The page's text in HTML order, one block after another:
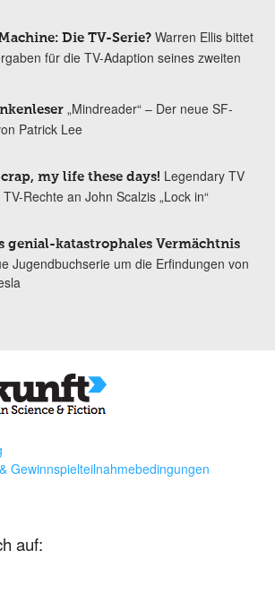
Die TV-Serie? Warren Ellis bittet
für die TV-Adaption seines zweiten
„Mindreader“ – Der neue SF-
Patrick Lee
my life these days! Legendary TV
Rechte an John Scalzis „Lock in“
genial-katastrophales Vermächtnis
Jugendbuchserie um die Erfindungen von
Gewinnspielteilnahmebedingungen
auf: